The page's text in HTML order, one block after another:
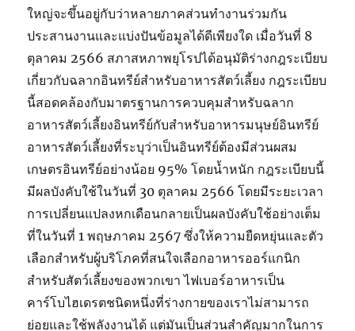
ใหญ่จะขึ้นอยู่กับว่าหลายภาคส่วนทำงานร่วมกัน
ประสานงานและแบ่งปันข้อมูลได้ดีเพียงใด เมื่อวันที่ 8
ตุลาคม 2566 สภาสหภาพยุโรปได้อนุมัติร่างกฎระเบียบ
เกี่ยวกับฉลากอินทรีย์สำหรับอาหารสัตว์เลี้ยง กฎระเบียบ
นี้สอดคล้องกับมาตรฐานการควบคุมสำหรับฉลาก
อาหารสัตว์เลี้ยงอินทรีย์กับสำหรับอาหารมนุษย์อินทรีย์
อาหารสัตว์เลี้ยงที่ระบุว่าเป็นอินทรีย์ต้องมีส่วนผสม
เกษตรอินทรีย์อย่างน้อย 95% โดยน้ำหนัก กฎระเบียบนี้
มีผลบังคับใช้ในวันที่ 30 ตุลาคม 2566 โดยมีระยะเวลา
การเปลี่ยนแปลงหกเดือนกลายเป็นผลบังคับใช้อย่างเต็ม
ที่ในวันที่ 1 พฤษภาคม 2567 ซึ่งให้ความยืดหยุ่นและตัว
เลือกสำหรับผู้บริโภคที่สนใจเลือกอาหารออร์แกนิก
สำหรับสัตว์เลี้ยงของพวกเขา ไฟเบอร์อาหารเป็น
คาร์โบไฮเดรตชนิดหนึ่งที่ร่างกายของเราไม่สามารถ
ย่อยและใช้พลังงานได้ แต่มันเป็นส่วนสำคัญมากในการ